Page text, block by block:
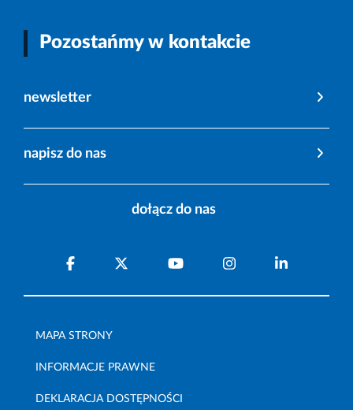
Pozostańmy w kontakcie
newsletter
napisz do nas
dołącz do nas
MAPA STRONY
INFORMACJE PRAWNE
DEKLARACJA DOSTĘPNOŚCI